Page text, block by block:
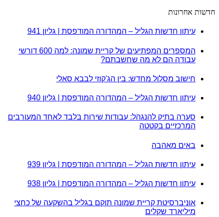
חדשות אחרונות
עיתון חדשות הגליל – המהדורה המודפסת | גליון 941
המספרים המפתיעים של קריית שמונה: למה 600 דורשי
עבודה הם לא מה שחשבתם?
חישוב מסלול מחדש: בין הג'קוזי לבבא סאלי
עיתון חדשות הגליל – המהדורה המודפסת | גליון 940
סערה בתיק להנגהל: עבודות שירות בלבד לאחד המעורבים
המרכזיים בקטטה
באים מאהבה
עיתון חדשות הגליל – המהדורה המודפסת | גליון 939
עיתון חדשות הגליל – המהדורה המודפסת | גליון 938
אוניברסיטת קריית שמונה תוקם בגליל בהשקעה של כחצי
מיליארד שקלים